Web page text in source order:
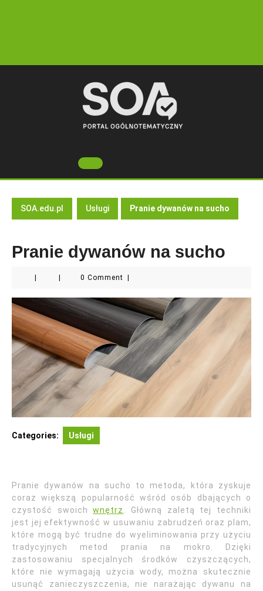
Open
Button
SOA.edu.pl Usługi Pranie dywanów na sucho
Pranie dywanów na sucho
0 Comment
Categories: Usługi
Pranie dywanów na sucho to metoda, która zyskuje
coraz większą popularność wśród osób dbających o
czystość swoichwnętrz
. Główną zaletą tej techniki
jest jej efektywność w usuwaniu zabrudzeń oraz plam,
które mogą być trudne do wyeliminowania przy użyciu
tradycyjnych metod prania na mokro. Dzięki
zastosowaniu specjalnych środków czyszczących,
które nie wymagają użycia wody, można skutecznie
usunąć zanieczyszczenia, nie narażając dywanu na